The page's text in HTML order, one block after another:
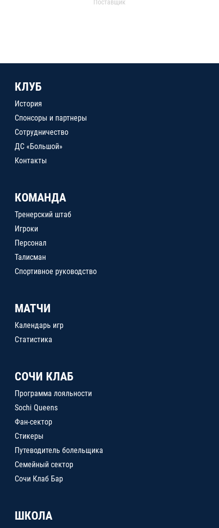
Поставщик
КЛУБ
История
Спонсоры и партнеры
Сотрудничество
ДС «Большой»
Контакты
КОМАНДА
Тренерский штаб
Игроки
Персонал
Талисман
Спортивное руководство
МАТЧИ
Календарь игр
Статистика
СОЧИ КЛАБ
Программа лояльности
Sochi Queens
Фан-сектор
Стикеры
Путеводитель болельщика
Семейный сектор
Сочи Клаб Бар
ШКОЛА